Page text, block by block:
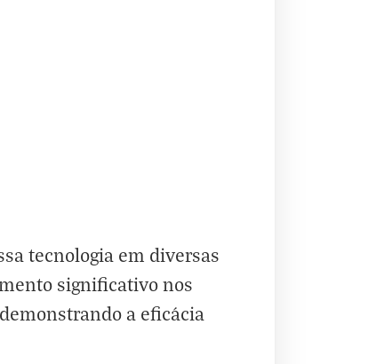
tecnologia em diversas
significativo nos
a eficácia